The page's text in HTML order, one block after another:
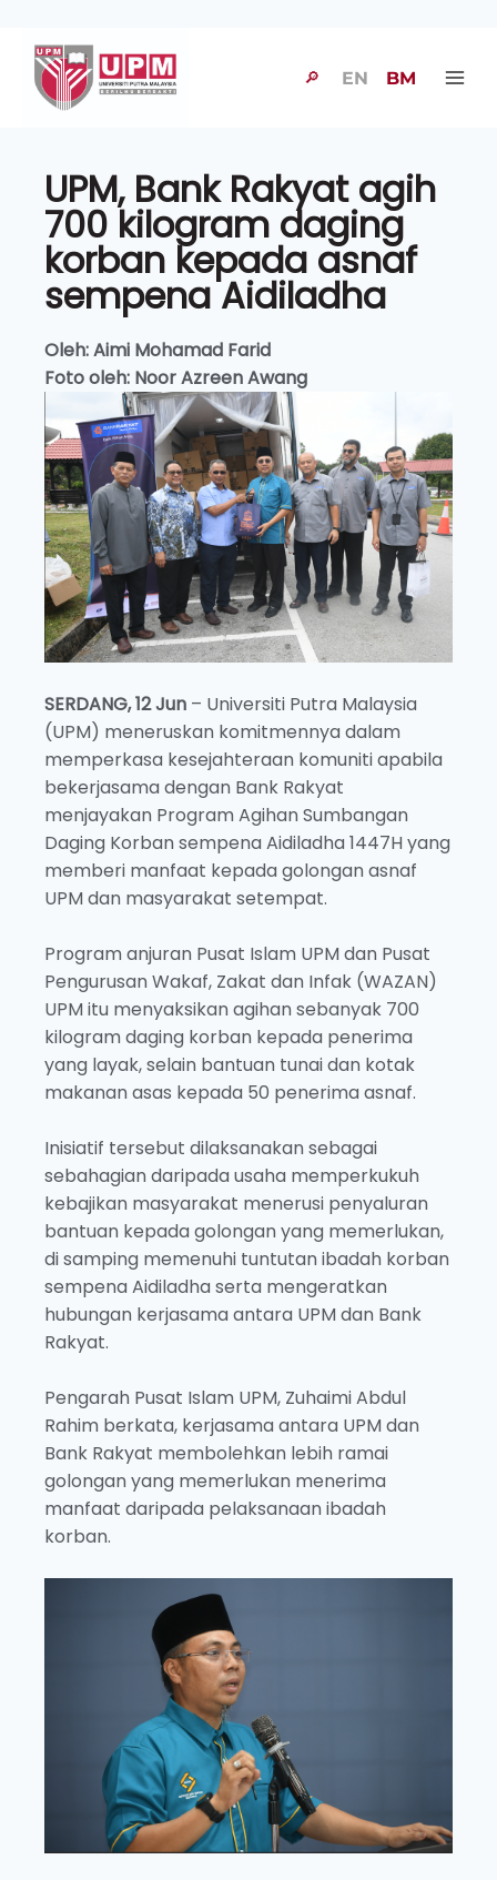
🔎 EN BM
UPM, Bank Rakyat agih
700 kilogram daging
korban kepada asnaf
sempena Aidiladha
Oleh: Aimi Mohamad Farid
Foto oleh: Noor Azreen Awang
SERDANG, 12 Jun – Universiti Putra Malaysia
(UPM) meneruskan komitmennya dalam
memperkasa kesejahteraan komuniti apabila
bekerjasama dengan Bank Rakyat
menjayakan Program Agihan Sumbangan
Daging Korban sempena Aidiladha 1447H yang
memberi manfaat kepada golongan asnaf
UPM dan masyarakat setempat.
Program anjuran Pusat Islam UPM dan Pusat
Pengurusan Wakaf, Zakat dan Infak (WAZAN)
UPM itu menyaksikan agihan sebanyak 700
kilogram daging korban kepada penerima
yang layak, selain bantuan tunai dan kotak
makanan asas kepada 50 penerima asnaf.
Inisiatif tersebut dilaksanakan sebagai
sebahagian daripada usaha memperkukuh
kebajikan masyarakat menerusi penyaluran
bantuan kepada golongan yang memerlukan,
di samping memenuhi tuntutan ibadah korban
sempena Aidiladha serta mengeratkan
hubungan kerjasama antara UPM dan Bank
Rakyat.
Pengarah Pusat Islam UPM, Zuhaimi Abdul
Rahim berkata, kerjasama antara UPM dan
Bank Rakyat membolehkan lebih ramai
golongan yang memerlukan menerima
manfaat daripada pelaksanaan ibadah
korban.